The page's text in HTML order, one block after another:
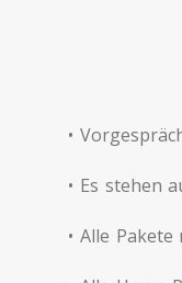
•
• Es stehen
• Alle